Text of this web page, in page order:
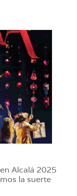
Alcalá 2025
la suerte